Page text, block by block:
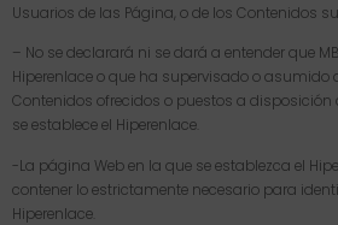
Usuarios de las Página, o de los Contenidos
– No se declarará ni se dará a entender que
Hiperenlace o que ha supervisado o asumido
Contenidos ofrecidos o puestos a disposición
se establece el Hiperenlace.
-La página Web en la que se establezca el
contener lo estrictamente necesario para
Hiperenlace.